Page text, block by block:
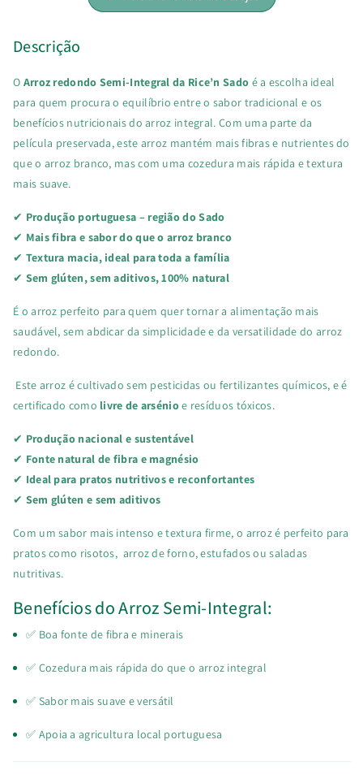
Rice’n
Sado
Sado
Descrição
O Arroz redondo Semi-Integral da Rice’n Sado é a escolha ideal
para quem procura o equilíbrio entre o sabor tradicional e os
benefícios nutricionais do arroz integral. Com uma parte da
película preservada, este arroz mantém mais fibras e nutrientes do
que o arroz branco, mas com uma cozedura mais rápida e textura
mais suave.
✔ Produção portuguesa – região do Sado
✔ Mais fibra e sabor do que o arroz branco
✔ Textura macia, ideal para toda a família
✔ Sem glúten, sem aditivos, 100% natural
É o arroz perfeito para quem quer tornar a alimentação mais
saudável, sem abdicar da simplicidade e da versatilidade do arroz
redondo.
Este arroz é cultivado sem pesticidas ou fertilizantes químicos, e é
certificado como livre de arsénioe resíduos tóxicos.
✔ Produção nacional e sustentável
✔ Fonte natural de fibra e magnésio
✔ Ideal para pratos nutritivos e reconfortantes
✔ Sem glúten e sem aditivos
Com um sabor mais intenso e textura firme, o arroz é perfeito para
pratos como risotos, arroz de forno, estufados ou saladas
nutritivas.
Benefícios do Arroz Semi-Integral:
✅ Boa fonte de fibra e minerais
✅ Cozedura mais rápida do que o arroz integral
✅ Sabor mais suave e versátil
✅ Apoia a agricultura local portuguesa